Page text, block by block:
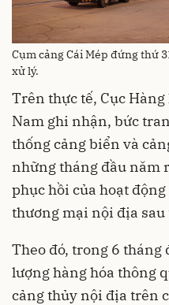
Cụm cảng Cái Mép đứng thứ
xử lý.
Trên thực tế, Cục
Nam ghi nhận, bức
thống cảng biển và
những tháng đầu năm
phục hồi của hoạt
thương mại nội địa
Theo đó, trong 6
lượng hàng hóa thông
cảng thủy nội địa trên